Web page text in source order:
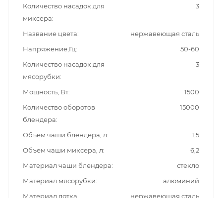
Количество насадок для
миксера
3
Название цвета
нержавеющая сталь
Напряжение,Гц
50-60
Количество насадок для
мясорубки
3
Мощность, Вт
1500
Количество оборотов
блендера
15000
Объем чаши блендера, л
1,5
Объем чаши миксера, л
6,2
Материал чаши блендера
стекло
Материал мясорубки
алюминий
Материал лотка
нержавеющая сталь